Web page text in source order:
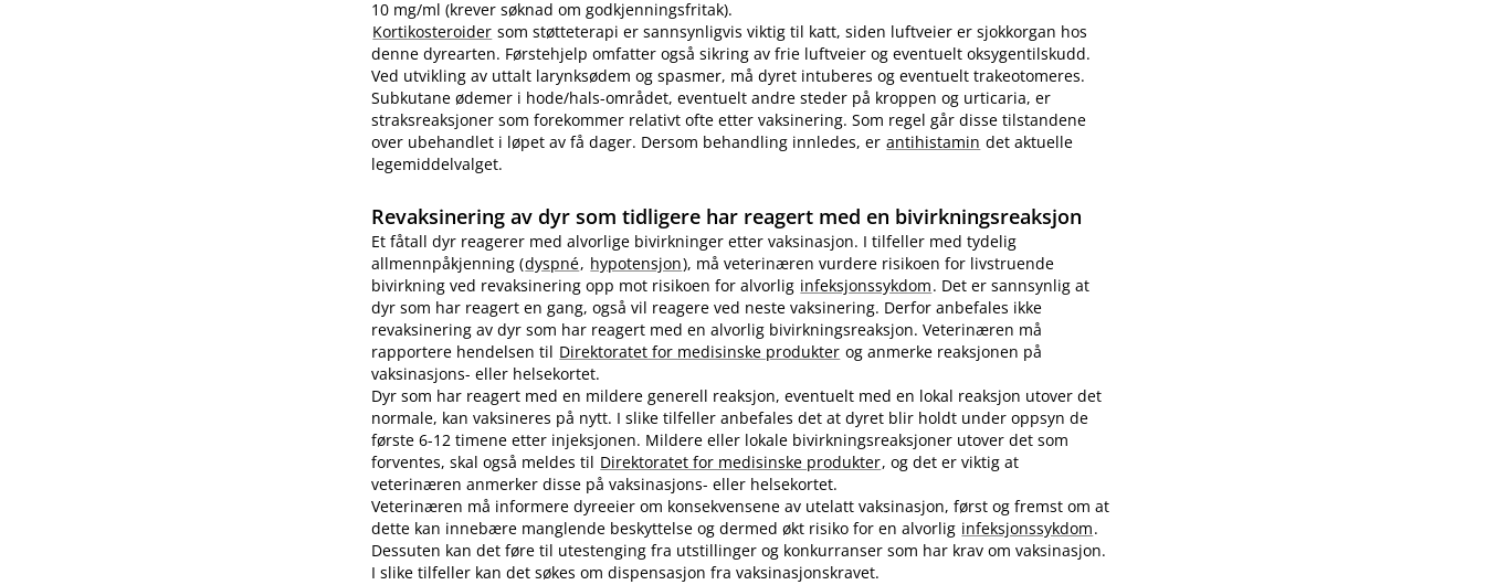
10 mg/ml (krever søknad om godkjenningsfritak).
Kortikosteroider som støtteterapi er sannsynligvis viktig til katt, siden luftveier er sjokkorgan hos
denne dyrearten. Førstehjelp omfatter også sikring av frie luftveier og eventuelt oksygentilskudd.
Ved utvikling av uttalt larynksødem og spasmer, må dyret intuberes og eventuelt trakeotomeres.
Subkutane ødemer i hode​/​hals-området, eventuelt andre steder på kroppen og urticaria, er
straksreaksjoner som forekommer relativt ofte etter vaksinering. Som regel går disse tilstandene
over ubehandlet i løpet av få dager. Dersom behandling innledes, er antihistamin det aktuelle
legemiddelvalget.
Revaksinering av dyr som tidligere har reagert med en bivirkningsreaksjon
Et fåtall dyr reagerer med alvorlige bivirkninger etter vaksinasjon. I tilfeller med tydelig
allmennpåkjenning (dyspné, hypotensjon), må veterinæren vurdere risikoen for livstruende
bivirkning ved revaksinering opp mot risikoen for alvorlig infeksjonssykdom. Det er sannsynlig at
dyr som har reagert en gang, også vil reagere ved neste vaksinering. Derfor anbefales ikke
revaksinering av dyr som har reagert med en alvorlig bivirkningsreaksjon. Veterinæren må
rapportere hendelsen til Direktoratet for medisinske produkter og anmerke reaksjonen på
vaksinasjons- eller helsekortet.
Dyr som har reagert med en mildere generell reaksjon, eventuelt med en lokal reaksjon utover det
normale, kan vaksineres på nytt. I slike tilfeller anbefales det at dyret blir holdt under oppsyn de
første 6-12 timene etter injeksjonen. Mildere eller lokale bivirkningsreaksjoner utover det som
forventes, skal også meldes til Direktoratet for medisinske produkter, og det er viktig at
veterinæren anmerker disse på vaksinasjons- eller helsekortet.
Veterinæren må informere dyreeier om konsekvensene av utelatt vaksinasjon, først og fremst om at
dette kan innebære manglende beskyttelse og dermed økt risiko for en alvorlig infeksjonssykdom.
Dessuten kan det føre til utestenging fra utstillinger og konkurranser som har krav om vaksinasjon.
I slike tilfeller kan det søkes om dispensasjon fra vaksinasjonskravet.